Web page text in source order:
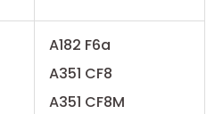
A182 F6a
A351 CF8
A351 CF8M